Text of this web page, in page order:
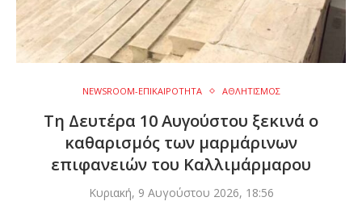
NEWSROOM-ΕΠΙΚΑΙΡΟΤΗΤΑ ΑΘΛΗΤΙΣΜΟΣ
Τη Δευτέρα 10 Αυγούστου ξεκινά ο
καθαρισμός των μαρμάρινων
επιφανειών του Καλλιμάρμαρου
Κυριακή, 9 Αυγούστου 2026, 18:56